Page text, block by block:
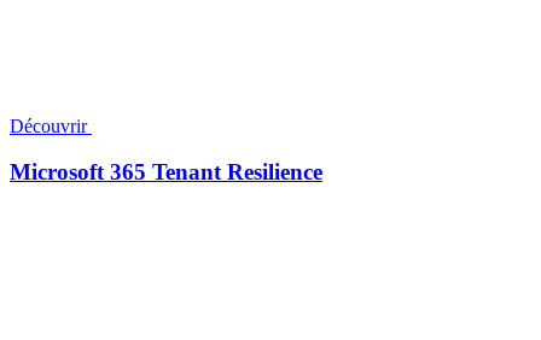
Découvrir
Microsoft 365 Tenant Resilience